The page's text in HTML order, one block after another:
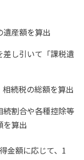
遺産額を算出
し引いて「課税遺
続税の総額を算出
割合や各種控除等
を算出
金額に応じて、1